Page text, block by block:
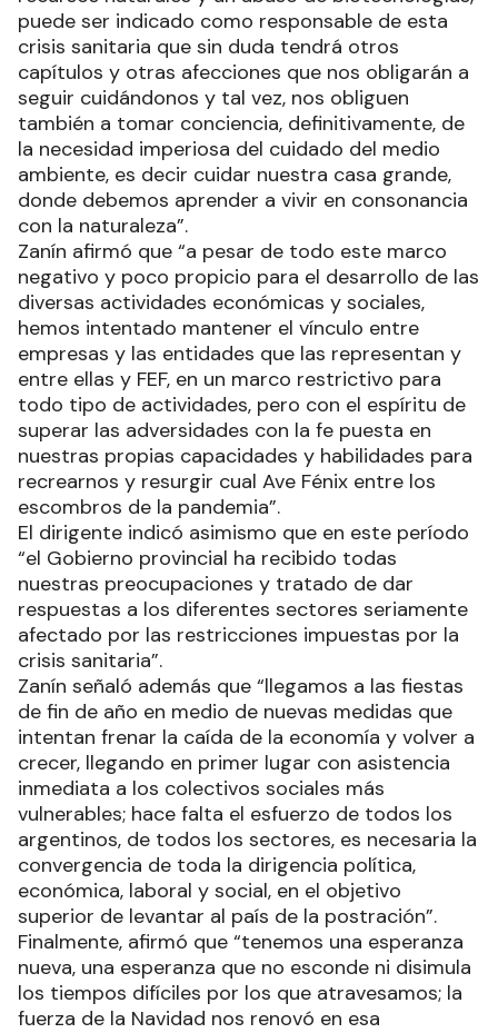
puede ser indicado como responsable de esta
crisis sanitaria que sin duda tendrá otros
capítulos y otras afecciones que nos obligarán a
seguir cuidándonos y tal vez, nos obliguen
también a tomar conciencia, definitivamente, de
la necesidad imperiosa del cuidado del medio
ambiente, es decir cuidar nuestra casa grande,
donde debemos aprender a vivir en consonancia
con la naturaleza”.
Zanín afirmó que “a pesar de todo este marco
negativo y poco propicio para el desarrollo de las
diversas actividades económicas y sociales,
hemos intentado mantener el vínculo entre
empresas y las entidades que las representan y
entre ellas y FEF, en un marco restrictivo para
todo tipo de actividades, pero con el espíritu de
superar las adversidades con la fe puesta en
nuestras propias capacidades y habilidades para
recrearnos y resurgir cual Ave Fénix entre los
escombros de la pandemia”.
El dirigente indicó asimismo que en este período
“el Gobierno provincial ha recibido todas
nuestras preocupaciones y tratado de dar
respuestas a los diferentes sectores seriamente
afectado por las restricciones impuestas por la
crisis sanitaria”.
Zanín señaló además que “llegamos a las fiestas
de fin de año en medio de nuevas medidas que
intentan frenar la caída de la economía y volver a
crecer, llegando en primer lugar con asistencia
inmediata a los colectivos sociales más
vulnerables; hace falta el esfuerzo de todos los
argentinos, de todos los sectores, es necesaria la
convergencia de toda la dirigencia política,
económica, laboral y social, en el objetivo
superior de levantar al país de la postración”.
Finalmente, afirmó que “tenemos una esperanza
nueva, una esperanza que no esconde ni disimula
los tiempos difíciles por los que atravesamos; la
fuerza de la Navidad nos renovó en esa